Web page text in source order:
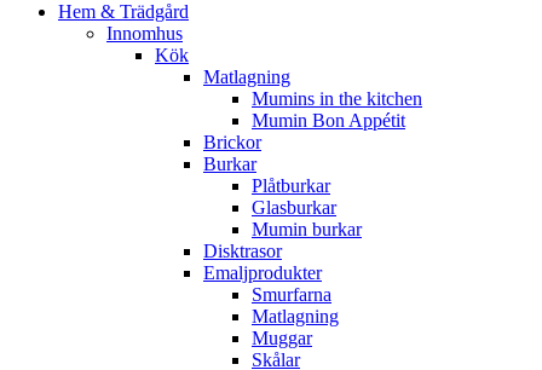
Hem & Trädgård
Innomhus
Kök
Matlagning
Mumins in the kitchen
Mumin Bon Appétit
Brickor
Burkar
Plåtburkar
Glasburkar
Mumin burkar
Disktrasor
Emaljprodukter
Smurfarna
Matlagning
Muggar
Skålar